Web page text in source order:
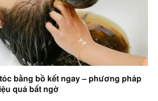
bằng bồ kết ngay – phương pháp
quả bất ngờ